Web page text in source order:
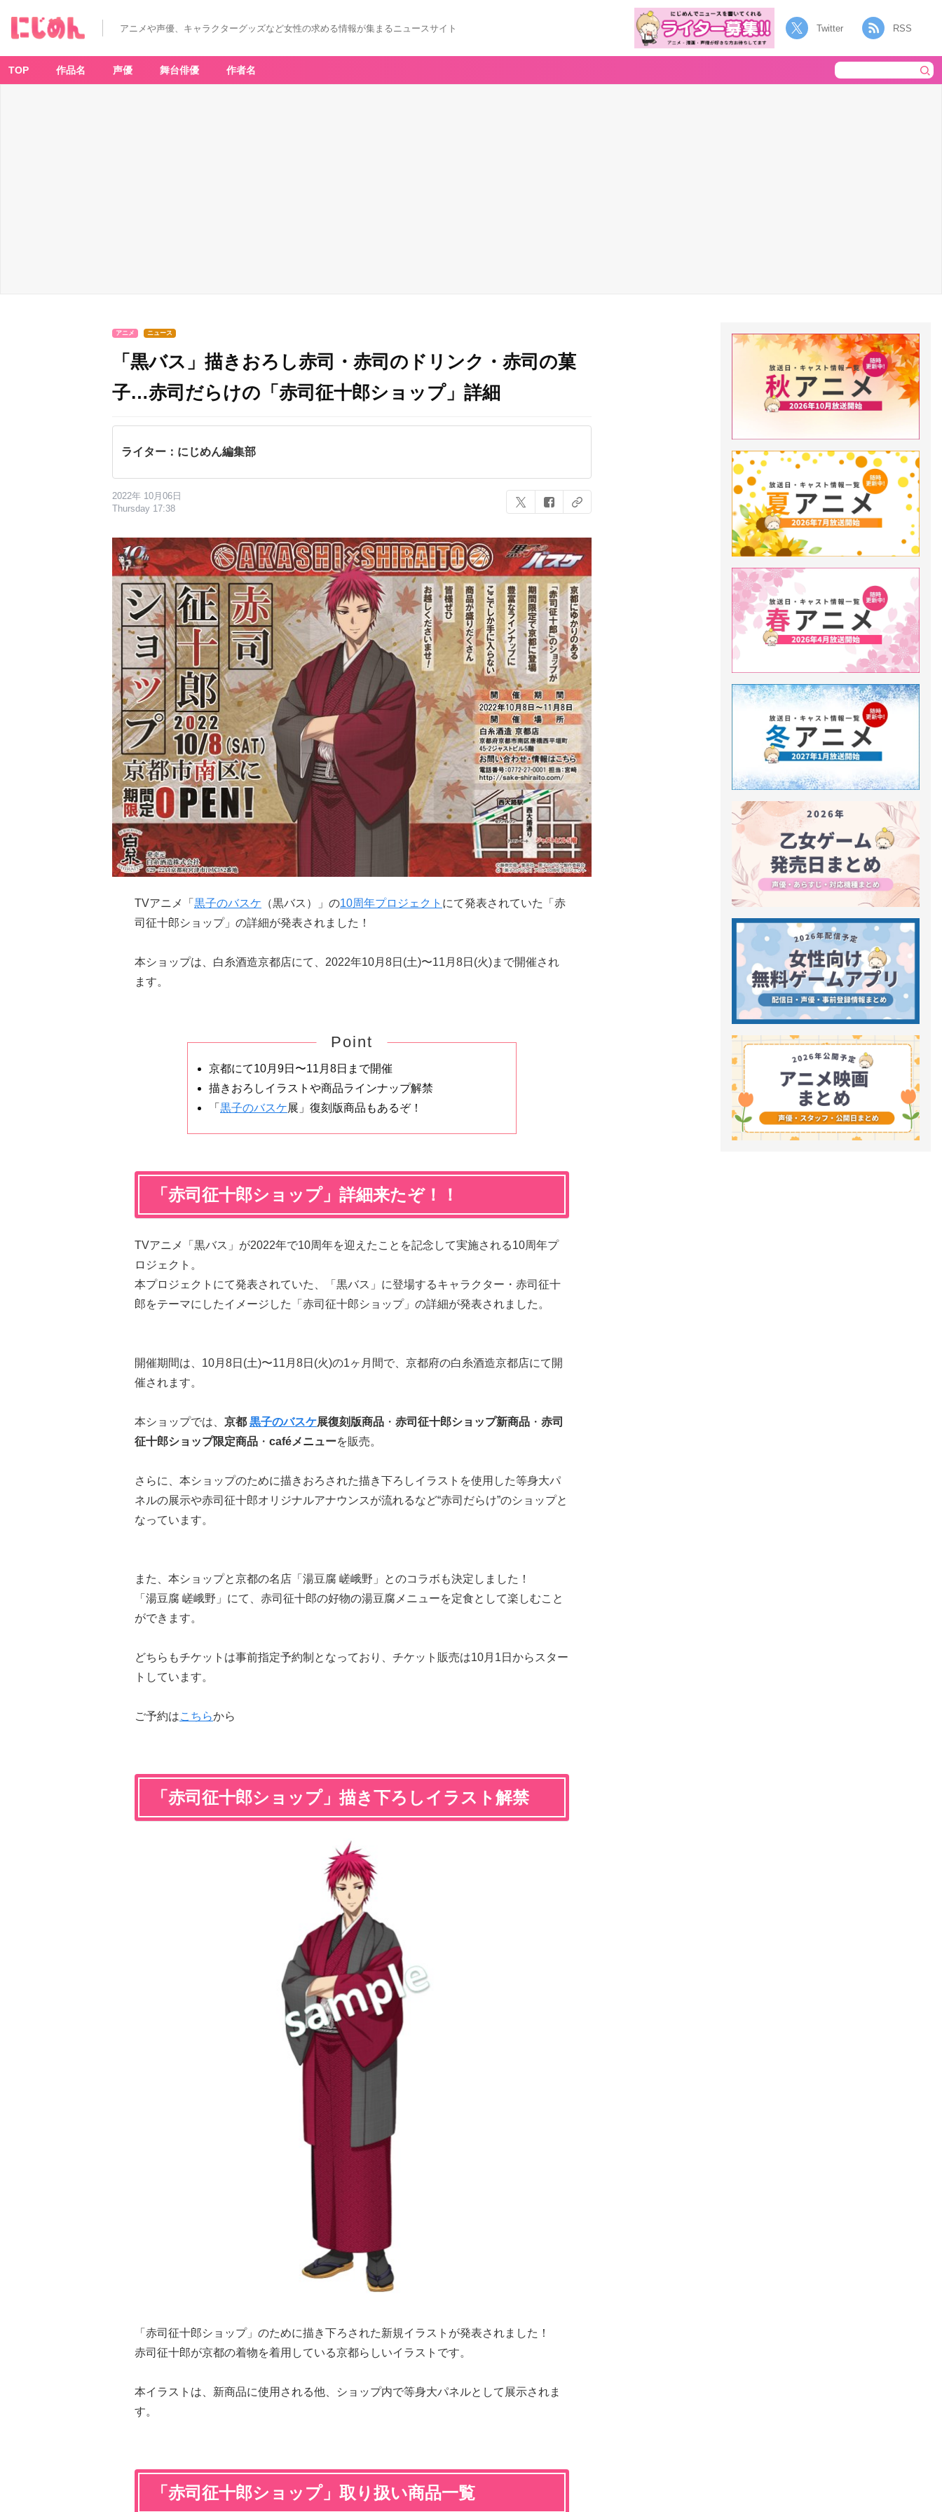
アニメや声優、キャラクターグッズなど女性の求める情報が集まるニュースサイト Twitter RSS
TOP 作品名 声優 舞台俳優 作者名
アニメ ニュース
「黒バス」描きおろし赤司・赤司のドリンク・赤司の菓
子…赤司だらけの「赤司征十郎ショップ」詳細
ライター：にじめん編集部
2022年 10月06日
Thursday 17:38
TVアニメ「 黒子のバスケ （黒バス）」の10周年プロジェクト にて発表されていた「赤
司征十郎ショップ」の詳細が発表されました！
本ショップは、白糸酒造京都店にて、2022年10月8日(土)〜11月8日(火)まで開催され
ます。
Point
京都にて10月9日〜11月8日まで開催
描きおろしイラストや商品ラインナップ解禁
「 黒子のバスケ展」復刻版商品もあるぞ！
「赤司征十郎ショップ」詳細来たぞ！！
TVアニメ「黒バス」が2022年で10周年を迎えたことを記念して実施される10周年プ
ロジェクト。
本プロジェクトにて発表されていた、「黒バス」に登場するキャラクター・赤司征十
郎をテーマにしたイメージした「赤司征十郎ショップ」の詳細が発表されました。
開催期間は、10月8日(土)〜11月8日(火)の1ヶ月間で、京都府の白糸酒造京都店にて開
催されます。
本ショップでは、 京都 黒子のバスケ展復刻版商品 ・ 赤司征十郎ショップ新商品 ・ 赤司
征十郎ショップ限定商品 ・ caféメニューを販売。
さらに、本ショップのために描きおろされた描き下ろしイラストを使用した等身大パ
ネルの展示や赤司征十郎オリジナルアナウンスが流れるなど“赤司だらけ”のショップと
なっています。
また、本ショップと京都の名店「湯豆腐 嵯峨野」とのコラボも決定しました！
「湯豆腐 嵯峨野」にて、赤司征十郎の好物の湯豆腐メニューを定食として楽しむこと
ができます。
どちらもチケットは事前指定予約制となっており、チケット販売は10月1日からスター
トしています。
ご予約はこちらから
「赤司征十郎ショップ」描き下ろしイラスト解禁
「赤司征十郎ショップ」のために描き下ろされた新規イラストが発表されました！
赤司征十郎が京都の着物を着用している京都らしいイラストです。
本イラストは、新商品に使用される他、ショップ内で等身大パネルとして展示されま
す。
「赤司征十郎ショップ」取り扱い商品一覧